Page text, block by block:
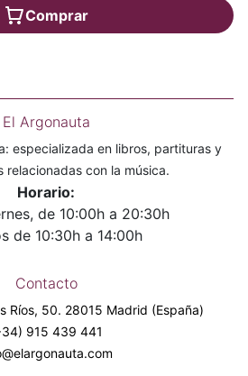
Comprar
El Argonauta
especializada en libros, partituras y
relacionadas con la música.
Horario:
de 10:00h a 20:30h
de 10:30h a 14:00h
Contacto
Ríos, 50. 28015 Madrid (España)
915 439 441